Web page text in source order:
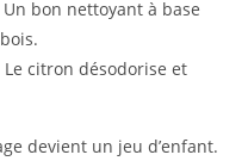
Un bon nettoyant à base
Le citron désodorise et
devient un jeu d’enfant.